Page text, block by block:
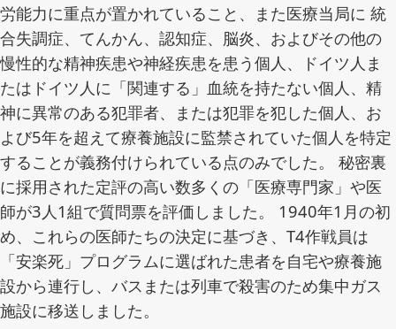
労能力に重点が置かれていること、また医療当局に 統
合失調症、てんかん、認知症、脳炎、およびその他の
慢性的な精神疾患や神経疾患を患う個人、ドイツ人ま
たはドイツ人に「関連する」血統を持たない個人、精
神に異常のある犯罪者、または犯罪を犯した個人、お
よび5年を超えて療養施設に監禁されていた個人を特定
することが義務付けられている点のみでした。 秘密裏
に採用された定評の高い数多くの「医療専門家」や医
師が3人1組で質問票を評価しました。 1940年1月の初
め、これらの医師たちの決定に基づき、T4作戦員は
「安楽死」プログラムに選ばれた患者を自宅や療養施
設から連行し、バスまたは列車で殺害のため集中ガス
施設に移送しました。